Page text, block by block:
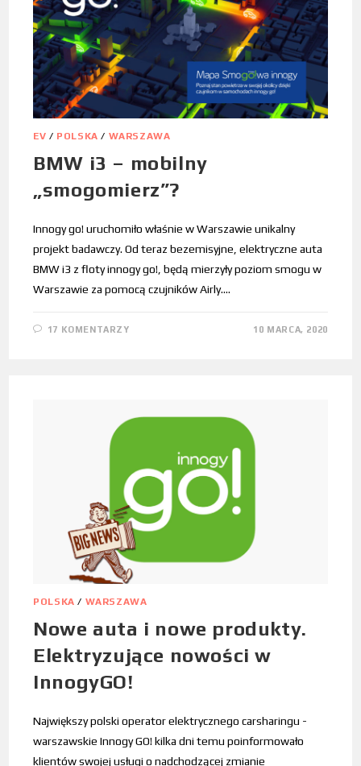
EV / POLSKA / WARSZAWA
BMW i3 – mobilny
„smogomierz”?
Innogy go! uruchomiło właśnie w Warszawie unikalny
projekt badawczy. Od teraz bezemisyjne, elektryczne auta
BMW i3 z floty innogy go!, będą mierzyły poziom smogu w
Warszawie za pomocą czujników Airly.…
17 KOMENTARZY 10 MARCA, 2020
POLSKA / WARSZAWA
Nowe auta i nowe produkty.
Elektryzujące nowości w
InnogyGO!
Największy polski operator elektrycznego carsharingu -
warszawskie Innogy GO! kilka dni temu poinformowało
klientów swojej usługi o nadchodzącej zmianie